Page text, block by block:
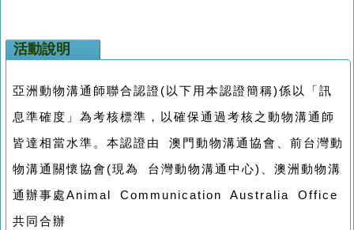
活動說明
亞洲動物溝通師聯合認證(以下用本認證簡稱)係以「訊
息準確度」為考核標準，以確保通過考核之動物溝通師
皆達相當水準。本認證由 澳門動物溝通協會、前台灣動
物溝通關懷協會(現為 台灣動物溝通中心)、澳洲動物溝
通辦事處Animal Communication Australia Office
共同合辦